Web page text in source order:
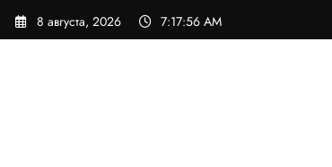
Перейти
8 августа, 2026 7:17:58 AM